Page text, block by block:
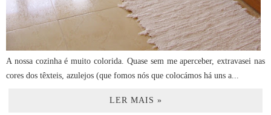
A nossa cozinha é muito colorida. Quase sem me aperceber, extravasei nas
cores dos têxteis, azulejos (que fomos nós que colocámos há uns a...
LER MAIS »